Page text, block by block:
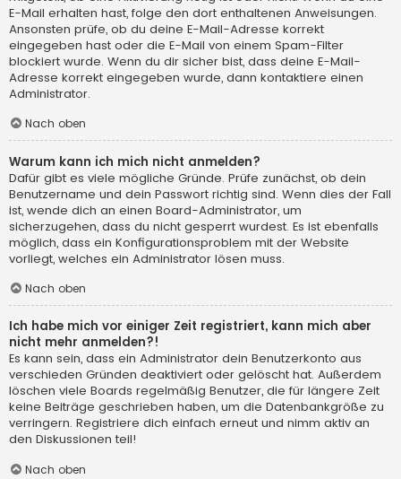
E-Mail erhalten hast, folge den dort enthaltenen Anweisungen.
Ansonsten prüfe, ob du deine E-Mail-Adresse korrekt
eingegeben hast oder die E-Mail von einem Spam-Filter
blockiert wurde. Wenn du dir sicher bist, dass deine E-Mail-
Adresse korrekt eingegeben wurde, dann kontaktiere einen
Administrator.
Nach oben
Warum kann ich mich nicht anmelden?
Dafür gibt es viele mögliche Gründe. Prüfe zunächst, ob dein
Benutzername und dein Passwort richtig sind. Wenn dies der Fall
ist, wende dich an einen Board-Administrator, um
sicherzugehen, dass du nicht gesperrt wurdest. Es ist ebenfalls
möglich, dass ein Konfigurationsproblem mit der Website
vorliegt, welches ein Administrator lösen muss.
Nach oben
Ich habe mich vor einiger Zeit registriert, kann mich aber
nicht mehr anmelden?!
Es kann sein, dass ein Administrator dein Benutzerkonto aus
verschieden Gründen deaktiviert oder gelöscht hat. Außerdem
löschen viele Boards regelmäßig Benutzer, die für längere Zeit
keine Beiträge geschrieben haben, um die Datenbankgröße zu
verringern. Registriere dich einfach erneut und nimm aktiv an
den Diskussionen teil!
Nach oben